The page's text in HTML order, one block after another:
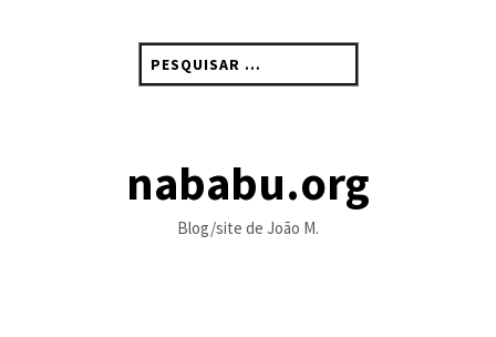
por:
nababu.org
Blog/site de João M.